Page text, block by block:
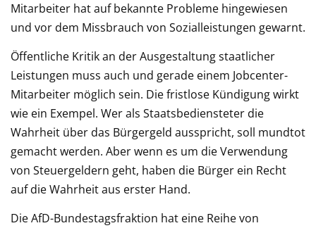
Mitarbeiter hat auf bekannte Probleme hingewiesen
und vor dem Missbrauch von Sozialleistungen gewarnt.
Öffentliche Kritik an der Ausgestaltung staatlicher
Leistungen muss auch und gerade einem Jobcenter-
Mitarbeiter möglich sein. Die fristlose Kündigung wirkt
wie ein Exempel. Wer als Staatsbediensteter die
Wahrheit über das Bürgergeld ausspricht, soll mundtot
gemacht werden. Aber wenn es um die Verwendung
von Steuergeldern geht, haben die Bürger ein Recht
auf die Wahrheit aus erster Hand.
Die AfD-Bundestagsfraktion hat eine Reihe von